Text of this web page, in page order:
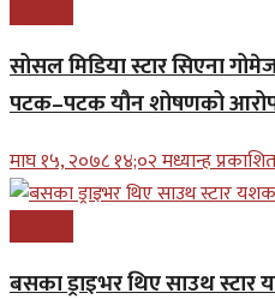
सोसल मिडिया स्टार सिएना
पटक–पटक यौन शोषणको
माघ १५, २०७८ १४;०२ मध्यान्ह प्रकाशित
बसका ड्राइभर थिए साउथ स्टार